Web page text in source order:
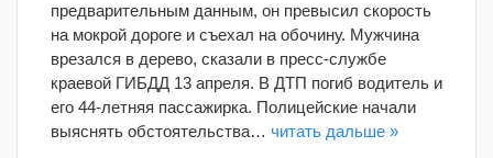
предварительным данным, он превысил скорость
на мокрой дороге и съехал на обочину. Мужчина
врезался в дерево, сказали в пресс-службе
краевой ГИБДД 13 апреля. В ДТП погиб водитель и
его 44-летняя пассажирка. Полицейские начали
выяснять обстоятельства… читать дальше »